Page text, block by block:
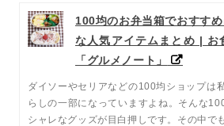
100均のお弁当箱でおすす
な人気アイテムまとめ | お
「グルメノート」
ダイソーやセリアなどの100均ショップは
らしの一部になっていますよね。そんな
シャレなグッズが目白押しです。その中で